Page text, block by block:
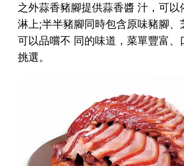
之外蒜香豬腳提供蒜香醬 汁，可以
淋上;半半豬腳同時包含原味豬腳、
可以品嚐不 同的味道，菜單豐富、
挑選。